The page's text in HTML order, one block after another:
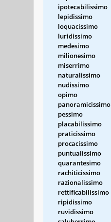
ipotecabilissimo
lepidissimo
loquacissimo
luridissimo
medesimo
milionesimo
miserrimo
naturalissimo
nudissimo
opimo
panoramicissimo
pessimo
placabilissimo
praticissimo
procacissimo
puntualissimo
quarantesimo
rachiticissimo
razionalissimo
rettificabilissimo
ripidissimo
ruvidissimo